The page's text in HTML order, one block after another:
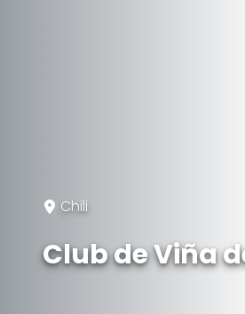
Chili
Club de Viña